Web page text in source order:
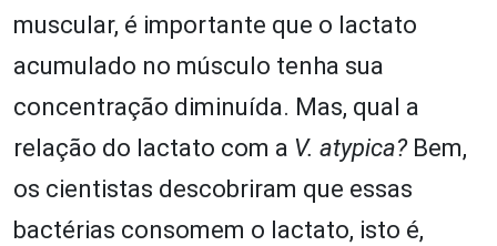
muscular, é importante que o lactato
acumulado no músculo tenha sua
concentração diminuída. Mas, qual a
relação do lactato com a V. atypica?Bem,
os cientistas descobriram que essas
bactérias consomem o lactato, isto é,